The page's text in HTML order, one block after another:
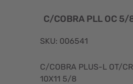
C/COBRA PLL OC 5/
SKU: 006541
C/COBRA PLUS-L OT/
10X11 5/8